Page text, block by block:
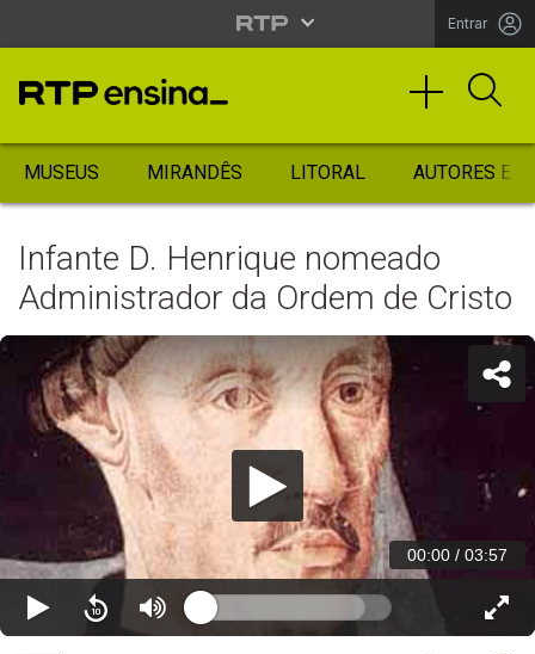
Entrar
MUSEUS MIRANDÊS LITORAL AUTORES
Infante D. Henrique nomeado
Administrador da Ordem de Cristo
00:00 / 03:57